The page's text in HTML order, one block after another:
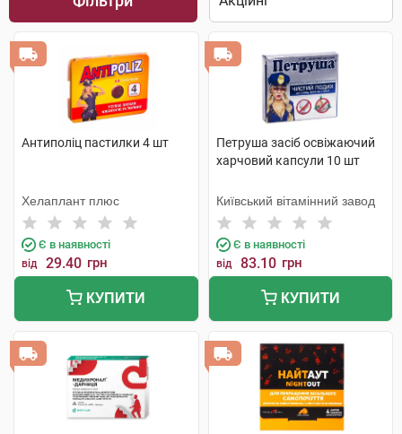
Антиполіц пастилки 4 шт
Хелаплант плюс
Є в наявності
від 29.40 грн
КУПИТИ
Петруша засіб освіжаючий
харчовий капсули 10 шт
Київський вітамінний завод
Є в наявності
від 83.10 грн
КУПИТИ